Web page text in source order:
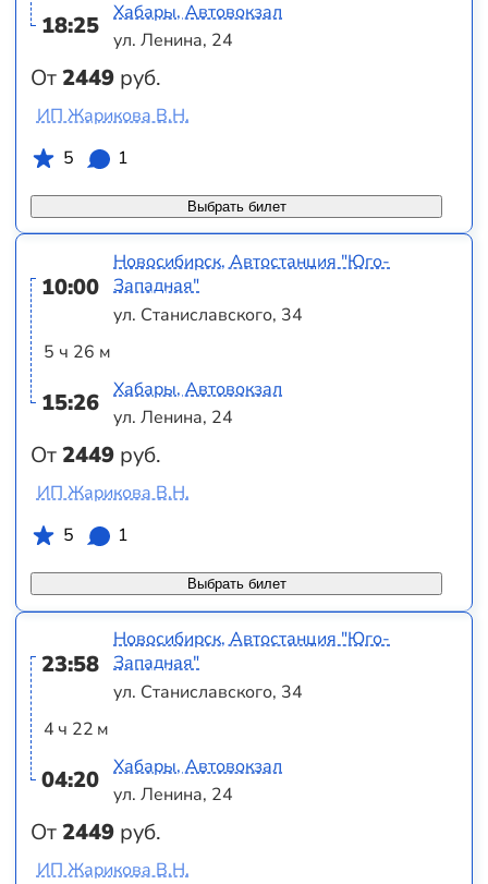
18:25
От2449 руб.
Хабары, Автовокзал
ул. Ленина, 24
Выбрать билет
ИП Жарикова В.Н.
5
1
10:00
5 ч 26 м
15:26
От2449 руб.
Новосибирск, Автостанция "Юго-
Западная"
ул. Станиславского, 34
Хабары, Автовокзал
ул. Ленина, 24
Выбрать билет
ИП Жарикова В.Н.
5
1
23:58
4 ч 22 м
04:20
От2449 руб.
Новосибирск, Автостанция "Юго-
Западная"
ул. Станиславского, 34
Хабары, Автовокзал
ул. Ленина, 24
ИП Жарикова В.Н.